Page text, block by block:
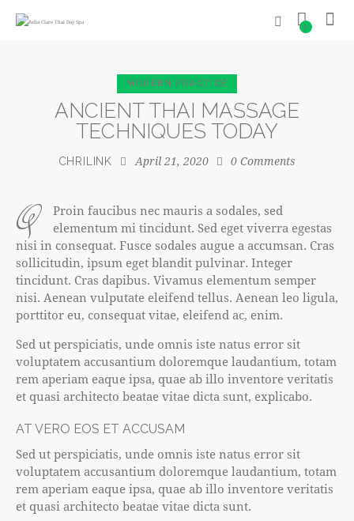
0
MODERN PRACTICE
ANCIENT THAI MASSAGE
TECHNIQUES TODAY
CHRILINK April 21, 2020 0 Comments
q
Proin faucibus nec mauris a sodales, sed
elementum mi tincidunt. Sed eget viverra egestas
nisi in consequat. Fusce sodales augue a accumsan. Cras
sollicitudin, ipsum eget blandit pulvinar. Integer
tincidunt. Cras dapibus. Vivamus elementum semper
nisi. Aenean vulputate eleifend tellus. Aenean leo ligula,
porttitor eu, consequat vitae, eleifend ac, enim.
Sed ut perspiciatis, unde omnis iste natus error sit
voluptatem accusantium doloremque laudantium, totam
rem aperiam eaque ipsa, quae ab illo inventore veritatis
et quasi architecto beatae vitae dicta sunt, explicabo.
AT VERO EOS ET ACCUSAM
Sed ut perspiciatis, unde omnis iste natus error sit
voluptatem accusantium doloremque laudantium, totam
rem aperiam eaque ipsa, quae ab illo inventore veritatis
et quasi architecto beatae vitae dicta sunt.